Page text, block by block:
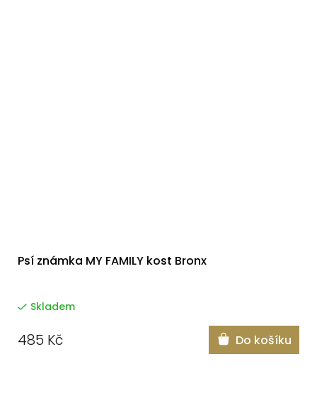
Psí známka MY FAMILY kost Bronx
Skladem
485 Kč Do košíku